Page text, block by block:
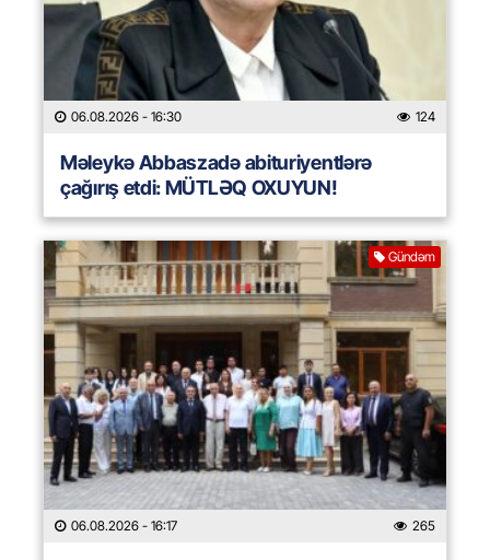
06.08.2026 - 16:30 124
Məleykə Abbaszadə abituriyentlərə
çağırış etdi: MÜTLƏQ OXUYUN!
Gündəm
06.08.2026 - 16:17 265